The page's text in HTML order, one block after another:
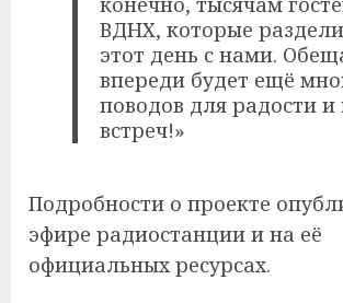
ВДНХ, которые
этот день с нами.
впереди будет ещё
поводов для радости и
встреч!»
Подробности о проекте
эфире радиостанции и на её
официальных ресурсах.